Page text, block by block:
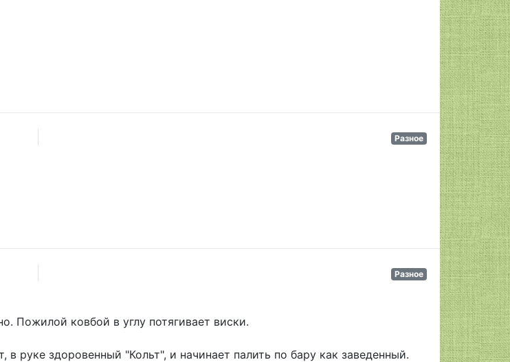
Разное
Разное
Пожилой ковбой в углу потягивает виски.
руке здоровенный "Кольт", и начинает палить по бару как заведенный.